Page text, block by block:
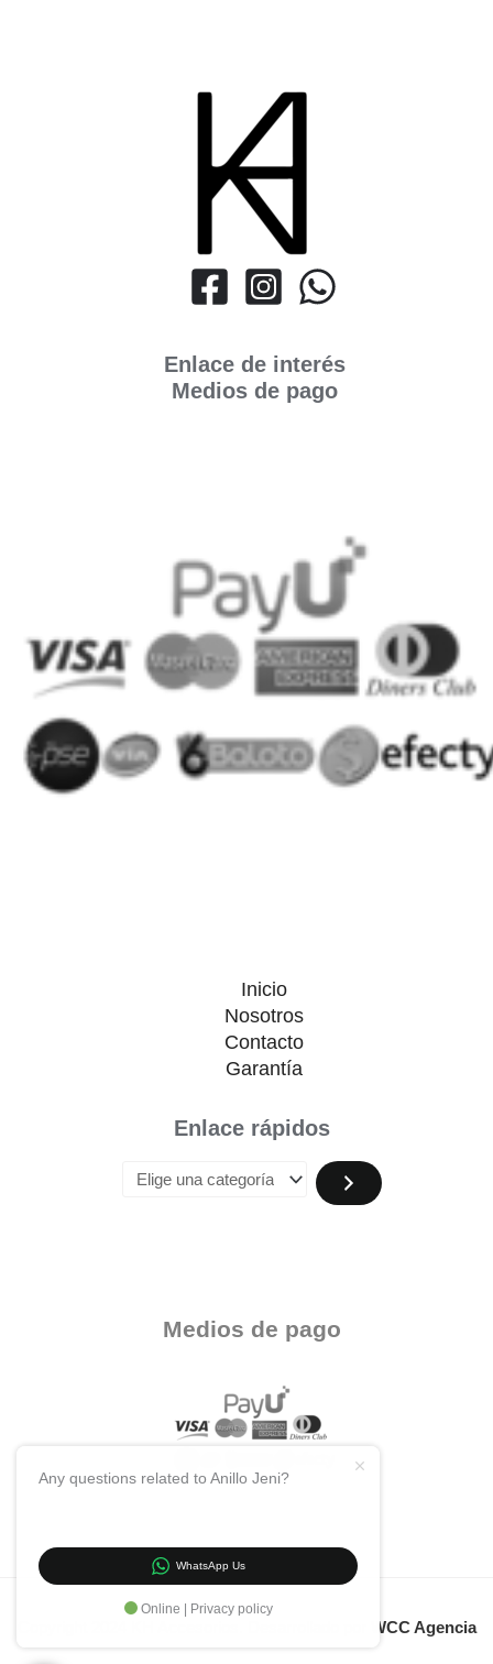
Enlace de interés
Medios de pago
Inicio
Nosotros
Contacto
Garantía
Enlace rápidos
Medios de pago
WCC Agencia
Any questions related to Anillo Jeni?
WhatsApp Us
Online | Privacy policy